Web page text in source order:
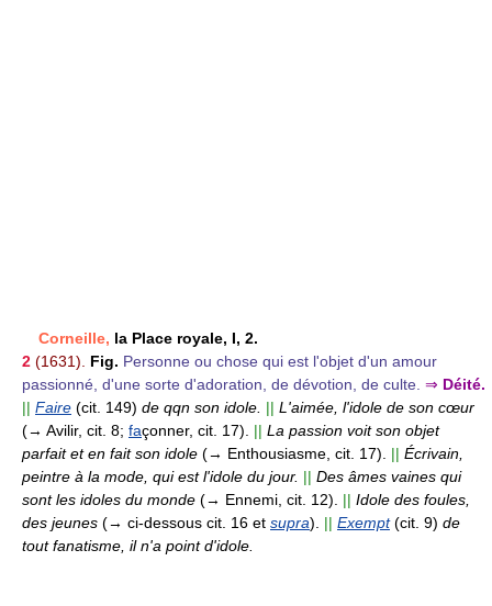
Corneille, la Place royale, I, 2.
2 (1631). Fig. Personne ou chose qui est l'objet d'un amour
passionné, d'une sorte d'adoration, de dévotion, de culte. ⇒ Déité.
|| Faire (cit. 149) de qqn son idole. || L'aimée, l'idole de son cœur
(→ Avilir, cit. 8; façonner, cit. 17). || La passion voit son objet
parfait et en fait son idole (→ Enthousiasme, cit. 17). || Écrivain,
peintre à la mode, qui est l'idole du jour. || Des âmes vaines qui
sont les idoles du monde (→ Ennemi, cit. 12). || Idole des foules,
des jeunes (→ ci-dessous cit. 16 et supra). || Exempt (cit. 9) de
tout fanatisme, il n'a point d'idole.